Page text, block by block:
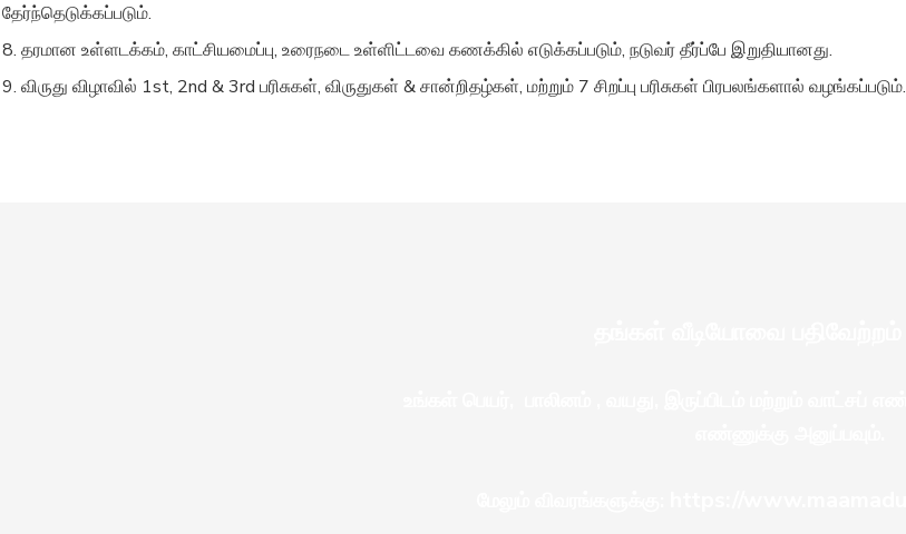
தேர்ந்தெடுக்கப்படும்.
8. தரமான உள்ளடக்கம், காட்சியமைப்பு, உரைநடை உள்ளிட்டவை கணக்கில் எடுக்கப்படும், நடுவர் தீர்ப்பே இறுதியானது.
9. விருது விழாவில் 1st, 2nd & 3rd பரிசுகள், விருதுகள் & சான்றிதழ்கள், மற்றும் 7 சிறப்பு பரிசுகள் பிரபலங்களால் வழங்கப்படும்.